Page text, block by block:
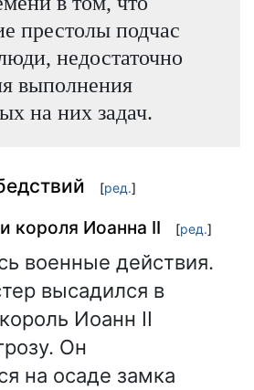
престолы подчас
недостаточно
выполнения
на них задач.
[ред.]
короля Иоанна II [ред.]
военные действия.
высадился в
Иоанн II
Он
на осаде замка